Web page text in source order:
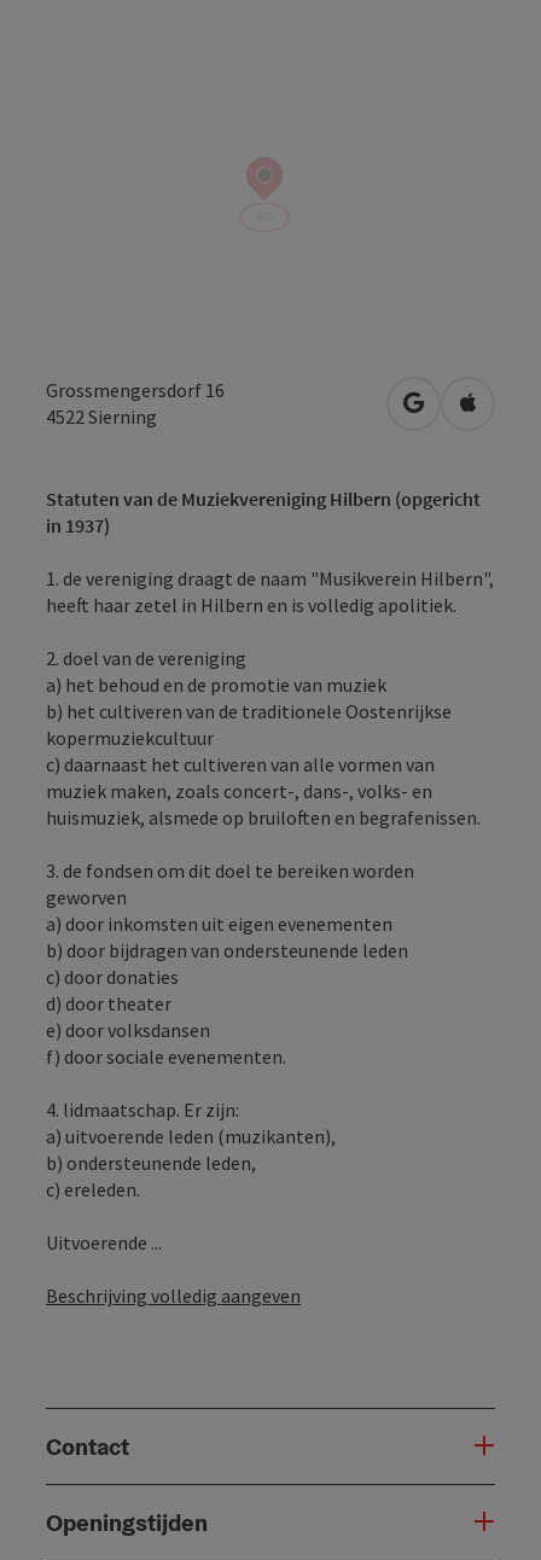
Grossmengersdorf 16
4522 Sierning Openen in
Statuten van de Muziekvereniging Hilbern (opgericht
in 1937)
1. de vereniging draagt de naam "Musikverein Hilbern",
heeft haar zetel in Hilbern en is volledig apolitiek.
2. doel van de vereniging
a) het behoud en de promotie van muziek
b) het cultiveren van de traditionele Oostenrijkse
kopermuziekcultuur
c) daarnaast het cultiveren van alle vormen van
muziek maken, zoals concert-, dans-, volks- en
huismuziek, alsmede op bruiloften en begrafenissen.
3. de fondsen om dit doel te bereiken worden
geworven
a) door inkomsten uit eigen evenementen
b) door bijdragen van ondersteunende leden
c) door donaties
d) door theater
e) door volksdansen
f) door sociale evenementen.
4. lidmaatschap. Er zijn:
a) uitvoerende leden (muzikanten),
b) ondersteunende leden,
c) ereleden.
Uitvoerende ...
Beschrijving volledig aangeven
Contact
Openingstijden